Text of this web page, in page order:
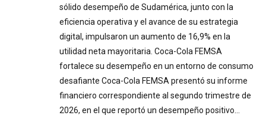
sólido desempeño de Sudamérica, junto con la
eficiencia operativa y el avance de su estrategia
digital, impulsaron un aumento de 16,9% en la
utilidad neta mayoritaria. Coca-Cola FEMSA
fortalece su desempeño en un entorno de consumo
desafiante Coca-Cola FEMSA presentó su informe
financiero correspondiente al segundo trimestre de
2026, en el que reportó un desempeño positivo…